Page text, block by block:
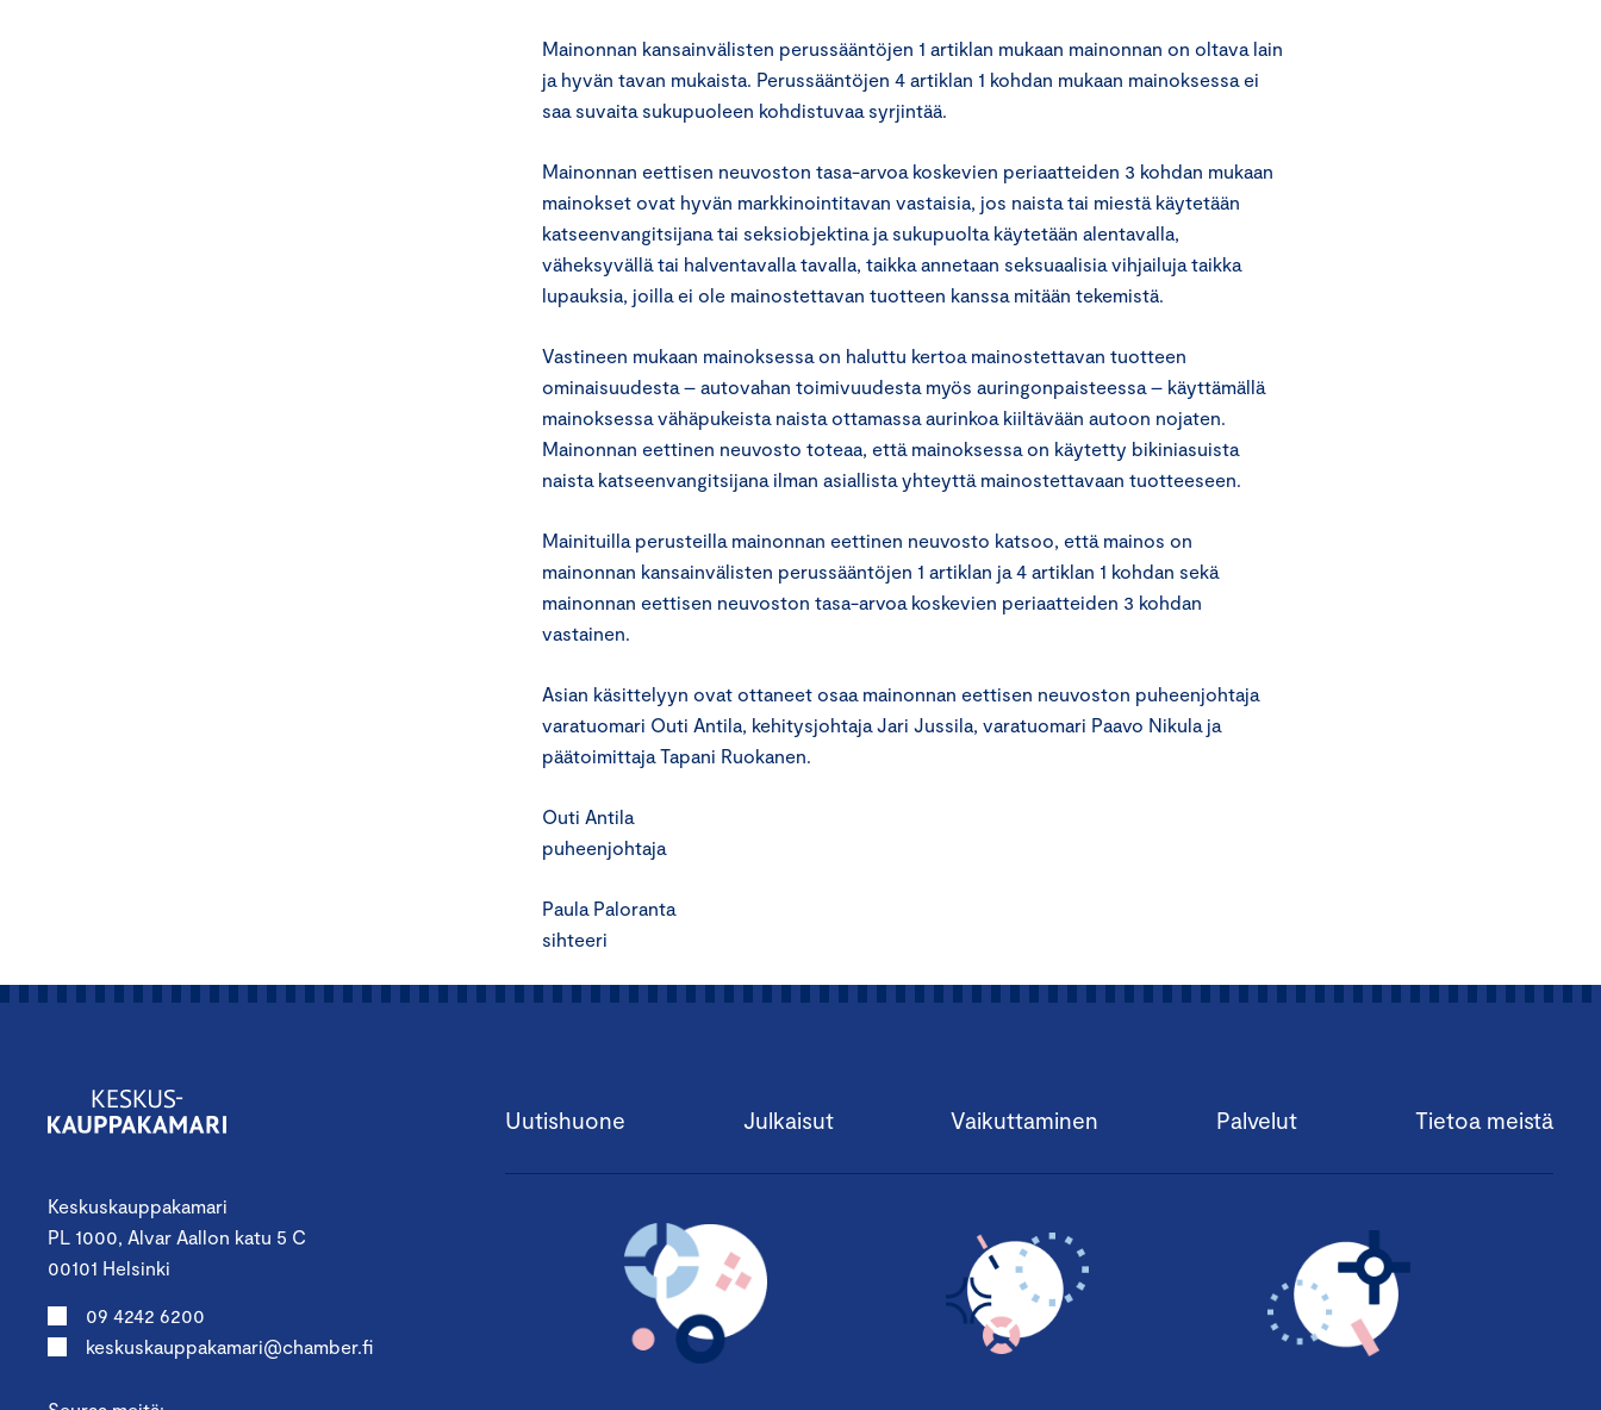
Mainonnan kansainvälisten perussääntöjen 1 artiklan mukaan mainonnan on oltava lain
ja hyvän tavan mukaista. Perussääntöjen 4 artiklan 1 kohdan mukaan mainoksessa ei
saa suvaita sukupuoleen kohdistuvaa syrjintää.
Mainonnan eettisen neuvoston tasa-arvoa koskevien periaatteiden 3 kohdan mukaan
mainokset ovat hyvän markkinointitavan vastaisia, jos naista tai miestä käytetään
katseenvangitsijana tai seksiobjektina ja sukupuolta käytetään alentavalla,
väheksyvällä tai halventavalla tavalla, taikka annetaan seksuaalisia vihjailuja taikka
lupauksia, joilla ei ole mainostettavan tuotteen kanssa mitään tekemistä.
Vastineen mukaan mainoksessa on haluttu kertoa mainostettavan tuotteen
ominaisuudesta – autovahan toimivuudesta myös auringonpaisteessa – käyttämällä
mainoksessa vähäpukeista naista ottamassa aurinkoa kiiltävään autoon nojaten.
Mainonnan eettinen neuvosto toteaa, että mainoksessa on käytetty bikiniasuista
naista katseenvangitsijana ilman asiallista yhteyttä mainostettavaan tuotteeseen.
Mainituilla perusteilla mainonnan eettinen neuvosto katsoo, että mainos on
mainonnan kansainvälisten perussääntöjen 1 artiklan ja 4 artiklan 1 kohdan sekä
mainonnan eettisen neuvoston tasa-arvoa koskevien periaatteiden 3 kohdan
vastainen.
Asian käsittelyyn ovat ottaneet osaa mainonnan eettisen neuvoston puheenjohtaja
varatuomari Outi Antila, kehitysjohtaja Jari Jussila, varatuomari Paavo Nikula ja
päätoimittaja Tapani Ruokanen.
Outi Antila
puheenjohtaja
Paula Paloranta
sihteeri
Keskuskauppakamari
PL 1000, Alvar Aallon katu 5 C
00101 Helsinki
09 4242 6200
keskuskauppakamari@chamber.fi
Uutishuone Julkaisut Vaikuttaminen Palvelut Tietoa meistä